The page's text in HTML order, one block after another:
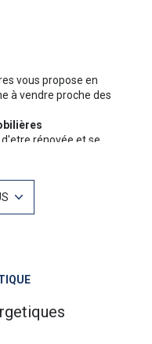
vous propose en
à vendre proche des
rénovée et se
En rez de jardin
de type T2.
et compléte les
agent commercial sur Le
ce bien est exposé sont